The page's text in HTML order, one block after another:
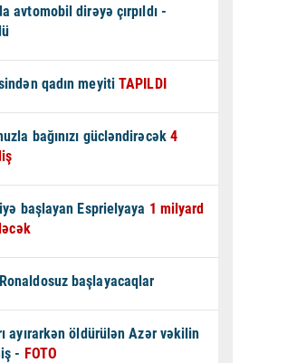
avtomobil dirəyə çırpıldı -
qadın meyitiTAPILDI
bağınızı gücləndirəcək 4
başlayan Esprielyaya 1 milyard
başlayacaqlar
ayırarkən öldürülən Azər vəkilin
- FOTO